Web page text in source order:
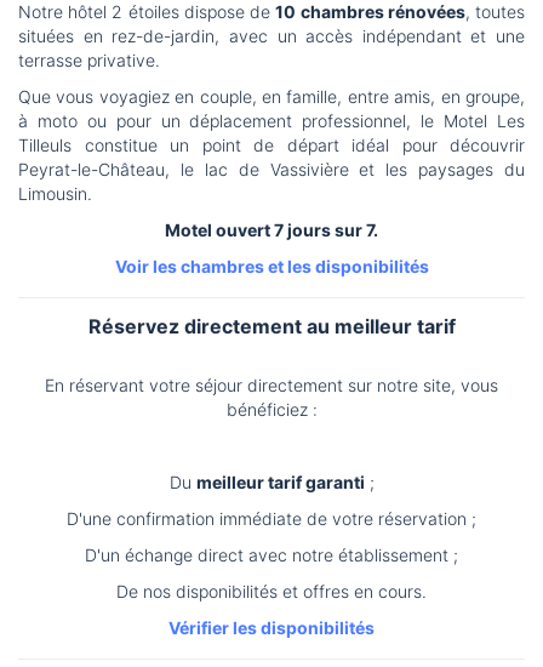
Notre hôtel 2 étoiles dispose de10 chambres rénovées, toutes
situées en rez-de-jardin, avec un accès indépendant et une
terrasse privative.
Que vous voyagiez en couple, en famille, entre amis, en groupe,
à moto ou pour un déplacement professionnel, le Motel Les
Tilleuls constitue un point de départ idéal pour découvrir
Peyrat-le-Château, le lac de Vassivière et les paysages du
Limousin.
Motel ouvert 7 jours sur 7.
Voir les chambres et les disponibilités
Réservez directement au meilleur tarif
En réservant votre séjour directement sur notre site, vous
bénéficiez :
Du meilleur tarif garanti ;
D'une confirmation immédiate de votre réservation ;
D'un échange direct avec notre établissement ;
De nos disponibilités et offres en cours.
Vérifier les disponibilités